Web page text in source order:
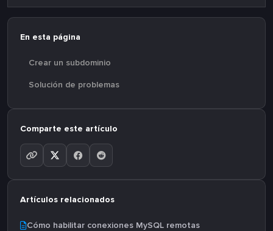
En esta página
Crear un subdominio
Solución de problemas
Comparte este artículo
Artículos relacionados
Cómo habilitar conexiones MySQL remotas